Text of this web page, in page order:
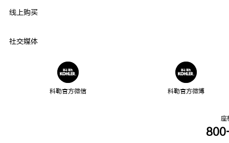
线上购买
社交媒体
科勒官方微信 科勒官方微博
座